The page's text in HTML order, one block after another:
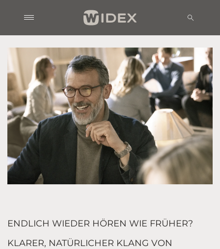
ENDLICH WIEDER HÖREN WIE FRÜHER?
KLARER, NATÜRLICHER KLANG VON